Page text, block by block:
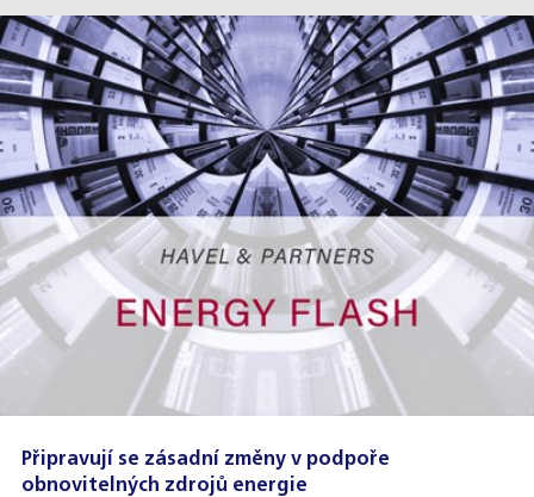
Připravují se zásadní změny v podpoře
obnovitelných zdrojů energie